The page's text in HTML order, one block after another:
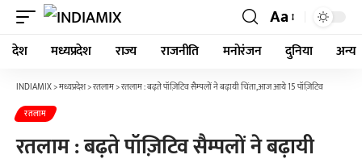
Aa
देश मध्यप्रदेश राज्य राजनीति मनोरंजन दुनिया अन्य
INDIAMIX>मध्यप्रदेश>रतलाम>रतलाम : बढ़ते पॉज़िटिव सैम्पलों ने बढ़ायी चिंता,आज आये 15 पॉज़िटिव
रतलाम
रतलाम : बढ़ते पॉज़िटिव सैम्पलों ने बढ़ायी